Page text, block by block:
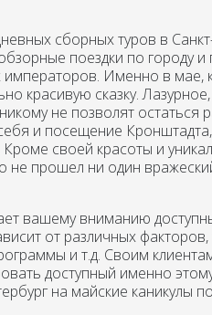
сборных туров в
поездки по городу
Именно в мае,
красивую сказку.
не позволят
и посещение
своей красоты и
не прошел ни один
вашему вниманию
от различных
и т.д. Своим
доступный именно
на майские каникулы